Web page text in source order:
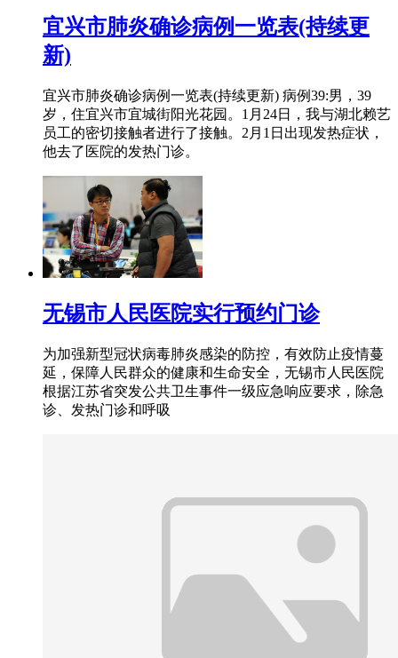
宜兴市肺炎确诊病例一览表(持续更
新)
宜兴市肺炎确诊病例一览表(持续更新) 病例39:男，39
岁，住宜兴市宜城街阳光花园。1月24日，我与湖北赖艺
员工的密切接触者进行了接触。2月1日出现发热症状，
他去了医院的发热门诊。
无锡市人民医院实行预约门诊
为加强新型冠状病毒肺炎感染的防控，有效防止疫情蔓
延，保障人民群众的健康和生命安全，无锡市人民医院
根据江苏省突发公共卫生事件一级应急响应要求，除急
诊、发热门诊和呼吸